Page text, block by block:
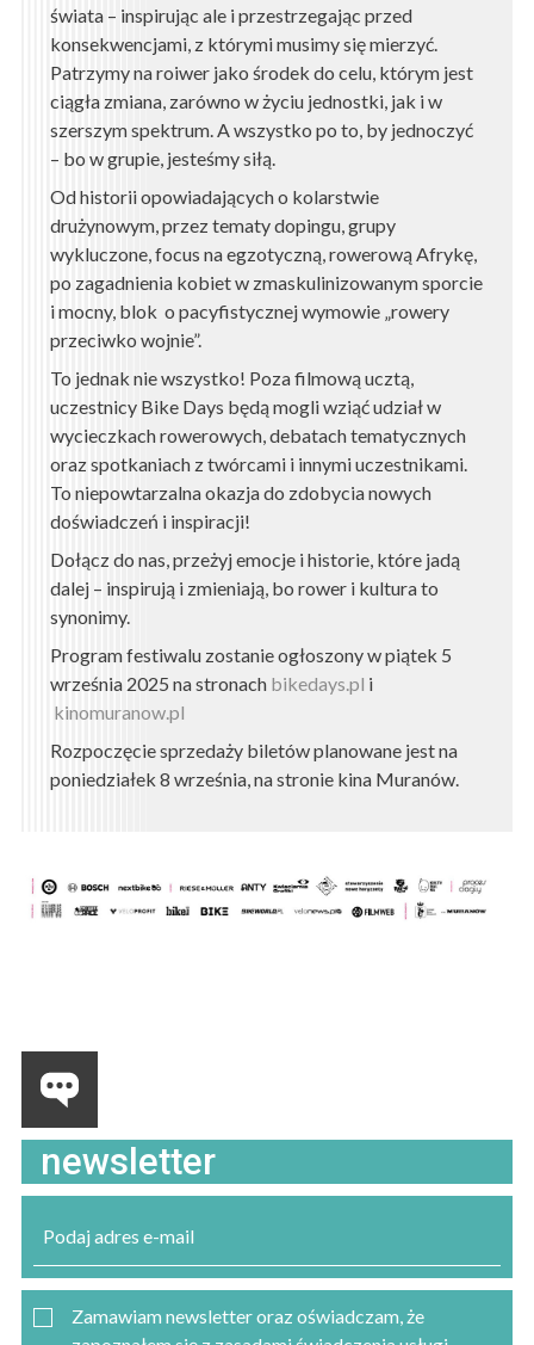
świata – inspirując ale i przestrzegając przed
konsekwencjami, z którymi musimy się mierzyć.
Patrzymy na roiwer jako środek do celu, którym jest
ciągła zmiana, zarówno w życiu jednostki, jak i w
szerszym spektrum. A wszystko po to, by jednoczyć
– bo w grupie, jesteśmy siłą.
Od historii opowiadających o kolarstwie
drużynowym, przez tematy dopingu, grupy
wykluczone, focus na egzotyczną, rowerową Afrykę,
po zagadnienia kobiet w zmaskulinizowanym sporcie
i mocny, blok o pacyfistycznej wymowie „rowery
przeciwko wojnie”.
To jednak nie wszystko! Poza filmową ucztą,
uczestnicy Bike Days będą mogli wziąć udział w
wycieczkach rowerowych, debatach tematycznych
oraz spotkaniach z twórcami i innymi uczestnikami.
To niepowtarzalna okazja do zdobycia nowych
doświadczeń i inspiracji!
Dołącz do nas, przeżyj emocje i historie, które jadą
dalej – inspirują i zmieniają, bo rower i kultura to
synonimy.
Program festiwalu zostanie ogłoszony w piątek 5
września 2025 na stronach bikedays.pl i
kinomuranow.pl
Rozpoczęcie sprzedaży biletów planowane jest na
poniedziałek 8 września, na stronie kina Muranów.
Obrazy
newsletter
Zamawiam newsletter oraz oświadczam, że